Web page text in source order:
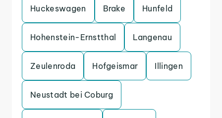
Huckeswagen Brake Hunfeld
Hohenstein-Ernstthal Langenau
Zeulenroda Hofgeismar Illingen
Neustadt bei Coburg